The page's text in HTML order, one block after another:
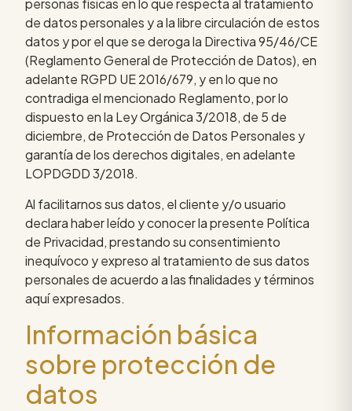
personas físicas en lo que respecta al tratamiento
de datos personales y a la libre circulación de estos
datos y por el que se deroga la Directiva 95/46/CE
(Reglamento General de Protección de Datos), en
adelante RGPD UE 2016/679, y en lo que no
contradiga el mencionado Reglamento, por lo
dispuesto en la Ley Orgánica 3/2018, de 5 de
diciembre, de Protección de Datos Personales y
garantía de los derechos digitales, en adelante
LOPDGDD 3/2018.
Al facilitarnos sus datos, el cliente y/o usuario
declara haber leído y conocer la presente Política
de Privacidad, prestando su consentimiento
inequívoco y expreso al tratamiento de sus datos
personales de acuerdo a las finalidades y términos
aquí expresados.
Información básica
sobre protección de
datos